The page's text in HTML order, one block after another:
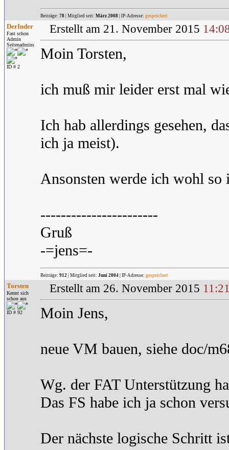
Beiträge: 78 | Mitglied seit: März 2008 | IP-Adresse: gespeichert
DerInder
Fast schon
Admin
Seitenadmins
ID # 2
Erstellt am 21. November 2015
Moin Torsten,
ich muß mir leider erst mal
Ich hab allerdings gesehen,
ich ja meist).
Ansonsten werde ich wohl so
-----------------------
Gruß
-=jens=-
Beiträge: 912 | Mitglied seit: Juni 2004 | IP-Adresse: gespeichert
Torsten
Kennt sich
schon aus
ID # 92
Erstellt am 26. November 2015
Moin Jens,
neue VM bauen, siehe doc/
Wg. der FAT Unterstützung
Das FS habe ich ja schon
Der nächste logische Schritt